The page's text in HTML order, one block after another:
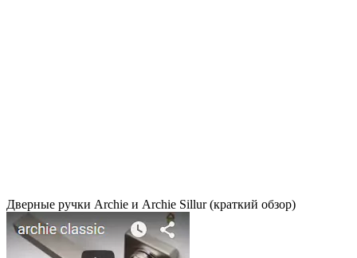
Дверные ручки Archie и Archie Sillur (краткий обзор)